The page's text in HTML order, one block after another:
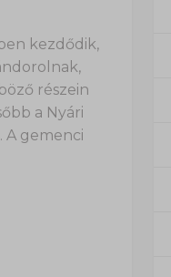
kezdődik,
részein
a Nyári
A gemenci